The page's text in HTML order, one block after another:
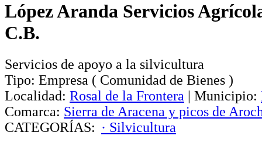
López Aranda Servicios
C.B.
Servicios de apoyo a la silvicultura
Tipo: Empresa ( Comunidad de Bienes )
Localidad: Rosal de la Frontera | Municipio:
Comarca: Sierra de Aracena y picos de
CATEGORÍAS: · Silvicultura